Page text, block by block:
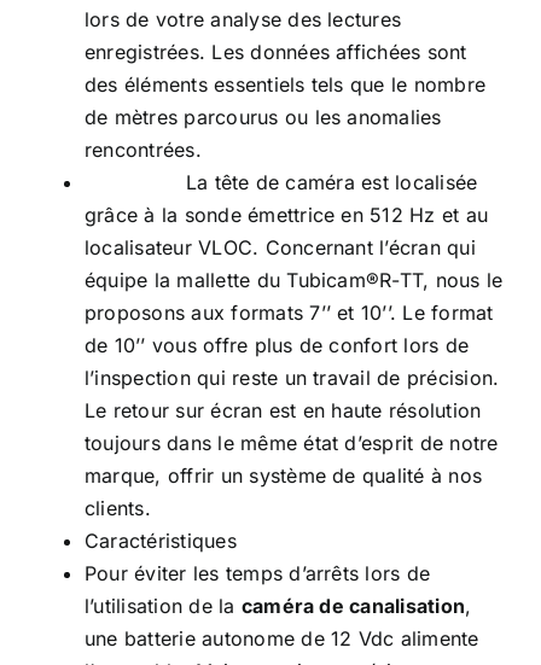
lors de votre analyse des lectures
enregistrées. Les données affichées sont
des éléments essentiels tels que le nombre
de mètres parcourus ou les anomalies
rencontrées.
La tête de caméra est localisée
grâce à la sonde émettrice en 512 Hz et au
localisateur VLOC. Concernant l’écran qui
équipe la mallette du Tubicam®R-TT, nous le
proposons aux formats 7’’ et 10’’. Le format
de 10’’ vous offre plus de confort lors de
l’inspection qui reste un travail de précision.
Le retour sur écran est en haute résolution
toujours dans le même état d’esprit de notre
marque, offrir un système de qualité à nos
clients.
Caractéristiques
Pour éviter les temps d’arrêts lors de
l’utilisation de la caméra de canalisation,
une batterie autonome de 12 Vdc alimente